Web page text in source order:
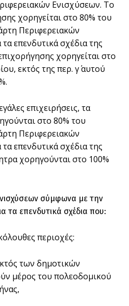
Ενισχύσεων. Το
χορηγείται στο 80% του
Περιφερειακών
επενδυτικά σχέδια της
χορηγείται στο
εκτός της περ. γ΄ αυτού
επιχειρήσεις, τα
στο 80% του
Περιφερειακών
επενδυτικά σχέδια της
χορηγούνται στο 100%
σύμφωνα με την
τα επενδυτικά σχέδια που:
περιοχές:
των δημοτικών
μέρος του πολεοδομικού